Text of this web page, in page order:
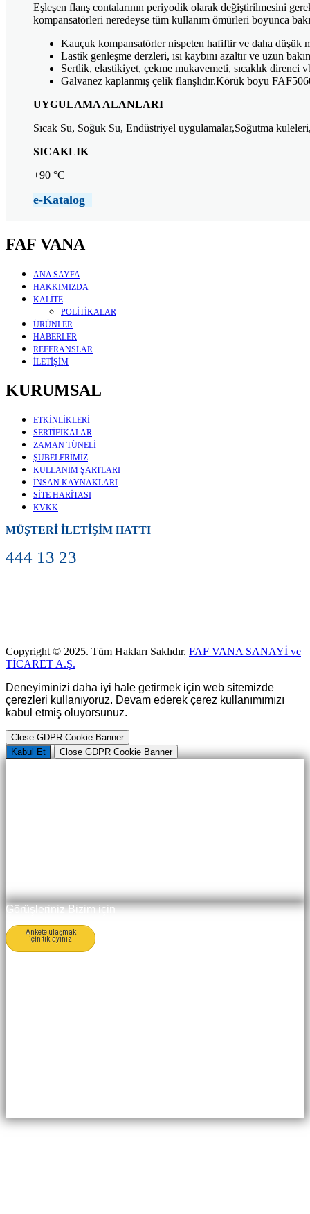
Eşleşen flanş contalarının periyodik olarak değiştirilmesini
kompansatörleri neredeyse tüm kullanım ömürleri boyunca
Kauçuk kompansatörler nispeten hafiftir ve daha düşük
Lastik genleşme derzleri, ısı kaybını azaltır ve uzun
Sertlik, elastikiyet, çekme mukavemeti, sıcaklık
Galvanez kaplanmış çelik flanşlıdır.Körük boyu
UYGULAMA ALANLARI
Sıcak Su, Soğuk Su, Endüstriyel uygulamalar,Soğutma
SICAKLIK
+90 °C
e-Katalog
FAF VANA
ANA SAYFA
HAKKIMIZDA
KALİTE
POLİTİKALAR
ÜRÜNLER
HABERLER
REFERANSLAR
İLETİŞİM
KURUMSAL
ETKİNLİKLERİ
SERTİFİKALAR
ZAMAN TÜNELİ
ŞUBELERİMİZ
KULLANIM ŞARTLARI
İNSAN KAYNAKLARI
SİTE HARİTASI
KVKK
MÜŞTERİ İLETİŞİM HATTI
444 13 23
Copyright © 2025. Tüm Hakları Saklıdır. FAF VANA SANAYİ ve
TİCARET A.Ş.
Deneyiminizi daha iyi hale getirmek için web sitemizde
çerezleri kullanıyoruz. Devam ederek çerez kullanımımızı
kabul etmiş oluyorsunuz.
Close GDPR Cookie Banner
Kabul Et
Close GDPR Cookie Banner
Görüşleriniz Bizim için
Ankete ulaşmak
için tıklayınız